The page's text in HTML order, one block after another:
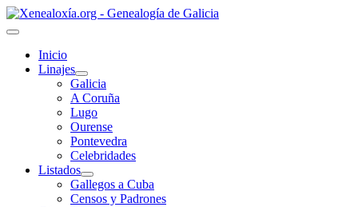
Inicio
Linajes
Galicia
A Coruña
Lugo
Ourense
Pontevedra
Celebridades
Listados
Gallegos a Cuba
Censos y Padrones